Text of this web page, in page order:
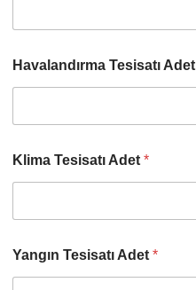
Havalandırma Tesisatı Adet
Klima Tesisatı Adet *
Yangın Tesisatı Adet *